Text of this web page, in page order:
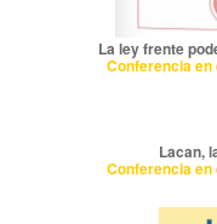
La ley frente
Conferencia en
Lacan,
Conferencia en